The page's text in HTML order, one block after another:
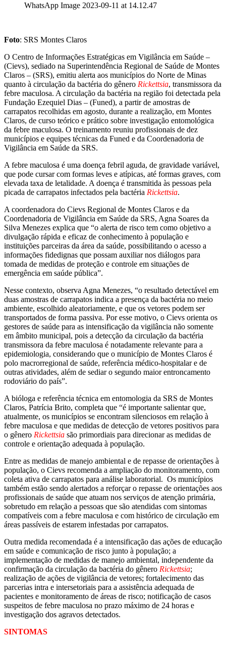
WhatsApp Image 2023-09-11 at 14.12.47
Foto: SRS Montes Claros
O Centro de Informações Estratégicas em Vigilância em Saúde –
(Cievs), sediado na Superintendência Regional de Saúde de Montes
Claros – (SRS), emitiu alerta aos municípios do Norte de Minas
quanto à circulação da bactéria do gênero Rickettsia, transmissora da
febre maculosa. A circulação da bactéria na região foi detectada pela
Fundação Ezequiel Dias – (Funed), a partir de amostras de
carrapatos recolhidas em agosto, durante a realização, em Montes
Claros, de curso teórico e prático sobre investigação entomológica
da febre maculosa. O treinamento reuniu profissionais de dez
municípios e equipes técnicas da Funed e da Coordenadoria de
Vigilância em Saúde da SRS.
A febre maculosa é uma doença febril aguda, de gravidade variável,
que pode cursar com formas leves e atípicas, até formas graves, com
elevada taxa de letalidade. A doença é transmitida às pessoas pela
picada de carrapatos infectados pela bactéria Rickettsia.
A coordenadora do Cievs Regional de Montes Claros e da
Coordenadoria de Vigilância em Saúde da SRS, Agna Soares da
Silva Menezes explica que “o alerta de risco tem como objetivo a
divulgação rápida e eficaz de conhecimento à população e
instituições parceiras da área da saúde, possibilitando o acesso a
informações fidedignas que possam auxiliar nos diálogos para
tomada de medidas de proteção e controle em situações de
emergência em saúde pública”.
Nesse contexto, observa Agna Menezes, “o resultado detectável em
duas amostras de carrapatos indica a presença da bactéria no meio
ambiente, escolhido aleatoriamente, e que os vetores podem ser
transportados de forma passiva. Por esse motivo, o Cievs orienta os
gestores de saúde para as intensificação da vigilância não somente
em âmbito municipal, pois a detecção da circulação da bactéria
transmissora da febre maculosa é notadamente relevante para a
epidemiologia, considerando que o município de Montes Claros é
polo macrorregional de saúde, referência médico-hospitalar e de
outras atividades, além de sediar o segundo maior entroncamento
rodoviário do país”.
A bióloga e referência técnica em entomologia da SRS de Montes
Claros, Patrícia Brito, completa que “é importante salientar que,
atualmente, os municípios se encontram silenciosos em relação à
febre maculosa e que medidas de detecção de vetores positivos para
o gênero Rickettsia são primordiais para direcionar as medidas de
controle e orientação adequada à população.
Entre as medidas de manejo ambiental e de repasse de orientações à
população, o Cievs recomenda a ampliação do monitoramento, com
coleta ativa de carrapatos para análise laboratorial. Os municípios
também estão sendo alertados a reforçar o repasse de orientações aos
profissionais de saúde que atuam nos serviços de atenção primária,
sobretudo em relação a pessoas que são atendidas com sintomas
compatíveis com a febre maculosa e com histórico de circulação em
áreas passíveis de estarem infestadas por carrapatos.
Outra medida recomendada é a intensificação das ações de educação
em saúde e comunicação de risco junto à população; a
implementação de medidas de manejo ambiental, independente da
confirmação da circulação da bactéria do gênero Rickettsia;
realização de ações de vigilância de vetores; fortalecimento das
parcerias intra e intersetoriais para a assistência adequada de
pacientes e monitoramento de áreas de risco; notificação de casos
suspeitos de febre maculosa no prazo máximo de 24 horas e
investigação dos agravos detectados.
SINTOMAS